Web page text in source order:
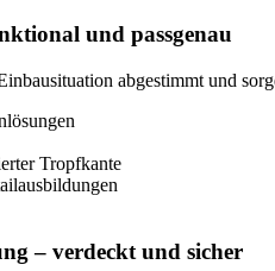
und passgenau
abgestimmt und
Tropfkante
– verdeckt und sicher